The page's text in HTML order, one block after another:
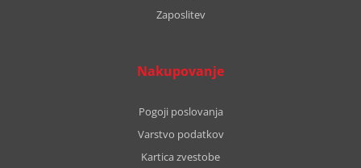
Zaposlitev
Nakupovanje
Pogoji poslovanja
Varstvo podatkov
Kartica zvestobe